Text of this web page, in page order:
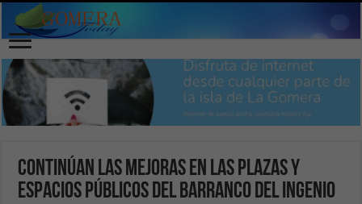
Continúan las mejoras en las plazas y
espacios públicos del barranco del Ingenio